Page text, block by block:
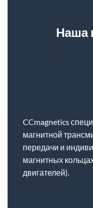
Наша
CCmagnetics
магнитной
передачи и
магнитных
двигателей).